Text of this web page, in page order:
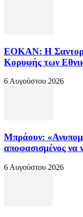
ΕΟΚΑΝ: Η
Κορυφής των
6 Αυγούστου 2026
Μπράουν:
αποφασισμένος να
6 Αυγούστου 2026